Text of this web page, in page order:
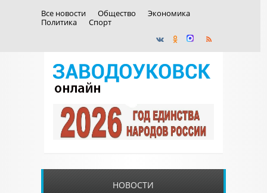
Все новости Общество
Экономика
Политика
Спорт
НОВОСТИ